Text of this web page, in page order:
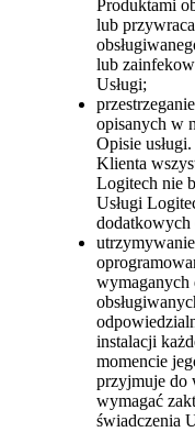
Produktami
lub
lub
Usługi;
opisanych w
Opisie
Klienta
Logitech nie
Usługi
dodatkowych
instalacji
momencie
przyjmuje do
wymagać
świadczenia